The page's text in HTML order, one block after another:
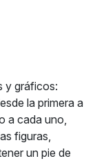
y gráficos:
la primera a
a cada uno,
figuras,
un pie de